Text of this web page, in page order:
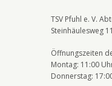
TSV Pfuhl e. V.
Steinhäulesweg
Öffnungszeiten
Montag: 11:00
Donnerstag: